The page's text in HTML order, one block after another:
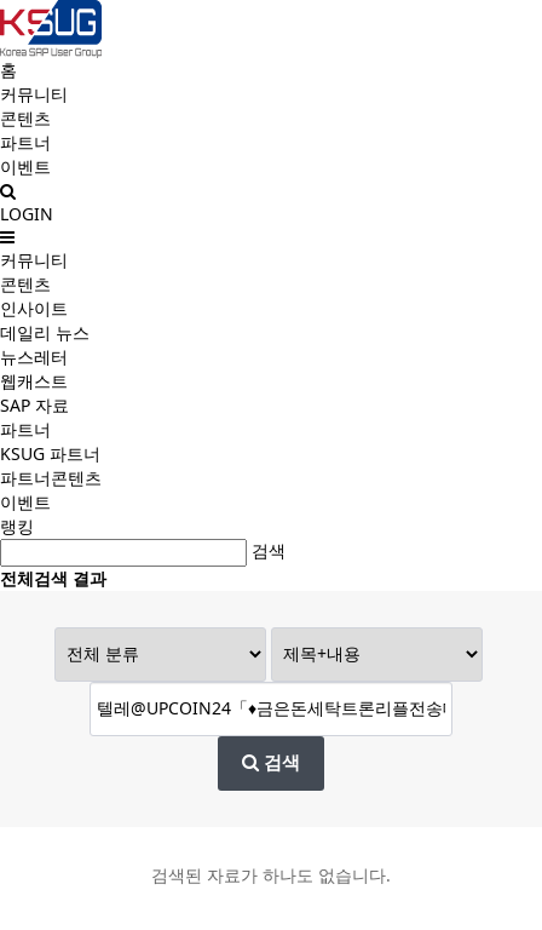
홈
커뮤니티
콘텐츠
파트너
이벤트
LOGIN
커뮤니티
콘텐츠
인사이트
데일리 뉴스
뉴스레터
웹캐스트
SAP 자료
파트너
KSUG 파트너
파트너콘텐츠
이벤트
랭킹
검색
전체검색 결과
검색
검색된 자료가 하나도 없습니다.